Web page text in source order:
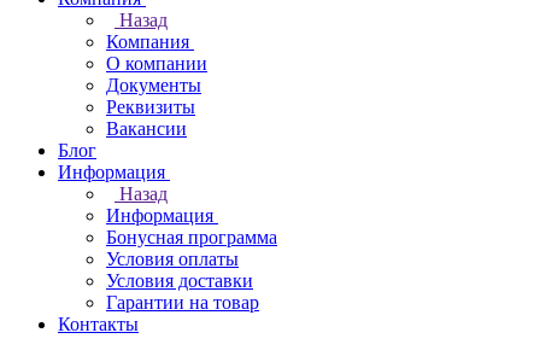
Назад
Компания
О компании
Документы
Реквизиты
Вакансии
Блог
Информация
Назад
Информация
Бонусная программа
Условия оплаты
Условия доставки
Гарантии на товар
Контакты